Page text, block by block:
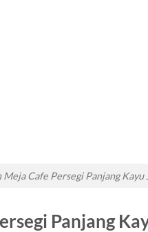
Meja Cafe Persegi Panjang
Panjang